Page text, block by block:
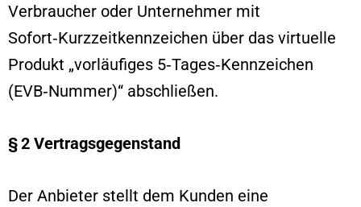
Verbraucher oder Unternehmer mit
Sofort‑Kurzzeitkennzeichen über das virtuelle
Produkt „vorläufiges 5‑Tages‑Kennzeichen
(EVB‑Nummer)“ abschließen.
§ 2 Vertragsgegenstand
Der Anbieter stellt dem Kunden eine